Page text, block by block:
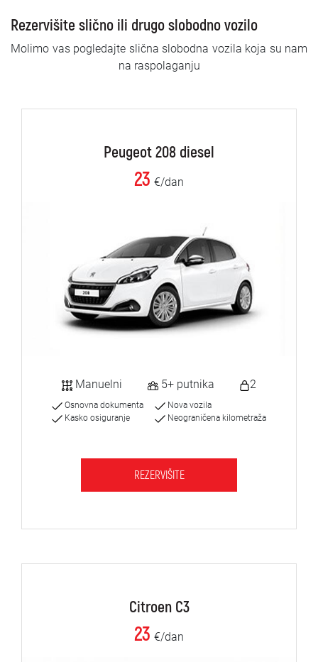
Rezervišite slično ili drugo slobodno vozilo
Molimo vas pogledajte slična slobodna vozila koja su nam
na raspolaganju
Peugeot 208 diesel
23 €/dan
Manuelni 5+ putnika 2
Osnovna dokumenta
Kasko osiguranje
Nova vozila
Neograničena kilometraža
REZERVIŠITE
Citroen C3
23 €/dan